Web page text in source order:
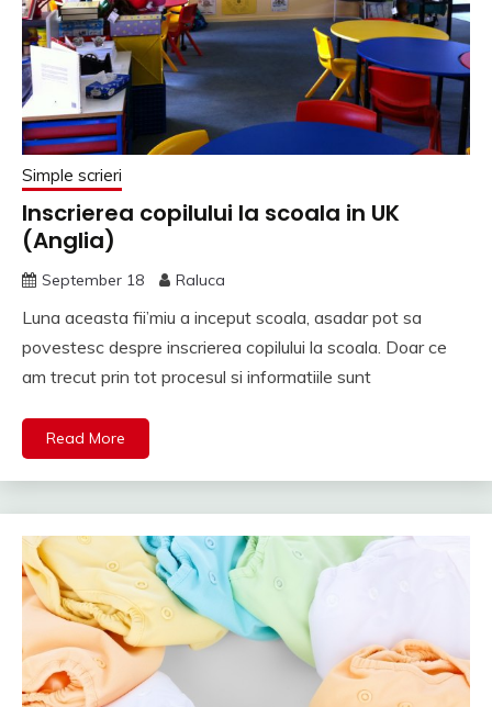
Simple scrieri
Inscrierea copilului la scoala in UK
(Anglia)
September 18 Raluca
Luna aceasta fii’miu a inceput scoala, asadar pot sa
povestesc despre inscrierea copilului la scoala. Doar ce
am trecut prin tot procesul si informatiile sunt
Read More